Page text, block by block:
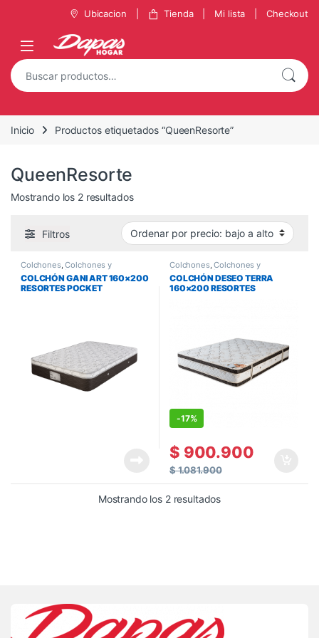
Ubicacion Tienda Mi lista Checkout
Inicio Productos etiquetados “QueenResorte”
QueenResorte
Mostrando los 2 resultados
Filtros
Colchones,Colchones y
Sommiers ,Queen Size
COLCHÓN GANI ART 160×200
RESORTES POCKET
Colchones,Colchones y
Sommiers ,Queen Size
COLCHÓN DESEO TERRA
160×200 RESORTES
-17%
$ 900.900
$1.081.900
Mostrando los 2 resultados